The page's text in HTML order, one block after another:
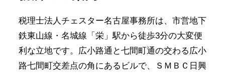
税理士法人チェスター名古屋事務所は、市営地下
鉄東山線・名城線「栄」駅から徒歩3分の大変便
利な立地です。広小路通と七間町通の交わる広小
路七間町交差点の角にあるビルで、ＳＭＢＣ日興